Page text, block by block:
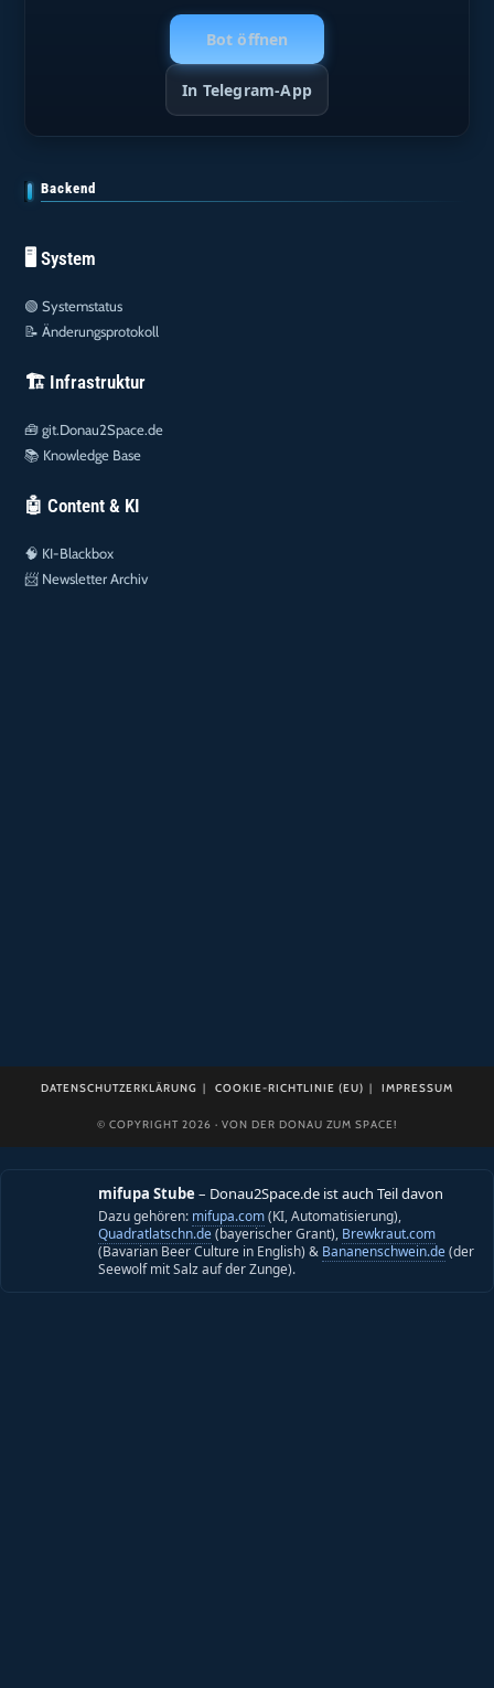
Bot öffnen
In Telegram-App
Backend
🖥️ System
🟢Systemstatus
📝Änderungsprotokoll
🏗️ Infrastruktur
🧰git.Donau2Space.de
📚 Knowledge Base
🤖 Content & KI
🧠 KI-Blackbox
📨 Newsletter Archiv